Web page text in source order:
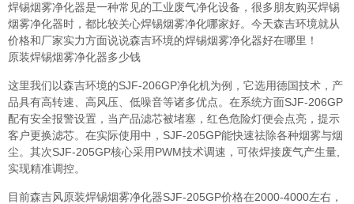
焊锡烟雾净化器是一种常见的工业废气净化设备，很多朋友购买焊锡
烟雾净化器时，都比较关心焊锡烟雾净化哪家好。今天森吉环境就从
价格和厂家实力方面说说森吉环境的焊锡烟雾净化器好在哪里！
原装焊锡烟雾净化器多少钱
这里我们以森吉环境的SJF-206GP净化机为例，它选用德国技术，产
品具有高转速、高风压、低噪音等诸多优点。在系统方面SJF-206GP
配有安全报警设置，当产品滤芯被堵塞，红色危险灯便会点亮，提示
客户更换滤芯。在实际使用中，SJF-205GP能快速祛除各种烟雾与烟
尘。其次SJF-205GP核心采用PWM技术调速，可依焊接废气产生量,
实现精准调控。
目前森吉风原装焊锡烟雾净化器SJF-205GP价格在2000-4000左右，